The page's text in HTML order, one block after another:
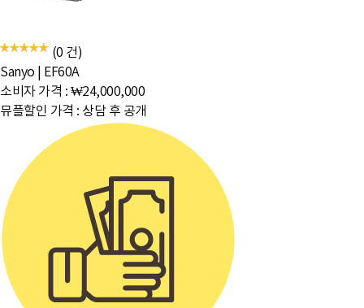
(0 건)
Sanyo
EF60A
소비자 가격 : ₩24,000,000
뮤플할인 가격 : 상담 후 공개